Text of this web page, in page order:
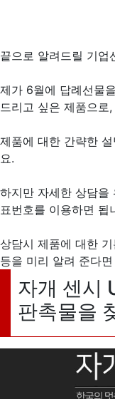
끝으로 알려드릴 기업
제가 6월에 답례선물
드리고 싶은 제품으로,
제품에 대한 간략한
요.
하지만 자세한 상담을
표번호를 이용하면 됩
상담시 제품에 대한
등을 미리 알려 준다
자개 센시
판촉물을